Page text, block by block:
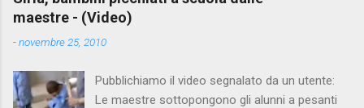
n
t
maestre - (Video)
-novembre 25, 2010
Pubblichiamo il video segnalato da un utente:
Le maestre sottopongono gli alunni a pesanti